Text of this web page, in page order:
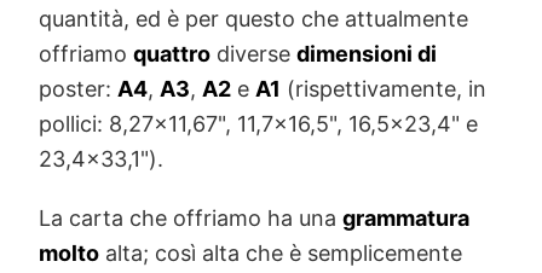
quantità, ed è per questo che attualmente
offriamo quattro diverse dimensioni di
poster: A4, A3, A2 e A1 (rispettivamente, in
pollici: 8,27x11,67", 11,7x16,5", 16,5x23,4" e
23,4x33,1").
La carta che offriamo ha una grammatura
molto alta; così alta che è semplicemente